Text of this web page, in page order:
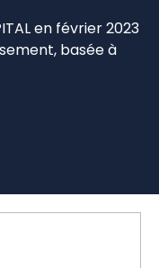
en février 2023
basée à